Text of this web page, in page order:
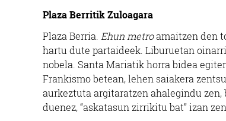
Plaza Berritik Zuloagara
Plaza Berria. Ehun metroamaitzen den
hartu dute partaideek. Liburuetan
nobela. Santa Mariatik horra bidea
Frankismo betean, lehen saiakera
aurkeztuta argitaratzen ahalegindu zen,
duenez, “askatasun zirrikitu bat” izan zen.